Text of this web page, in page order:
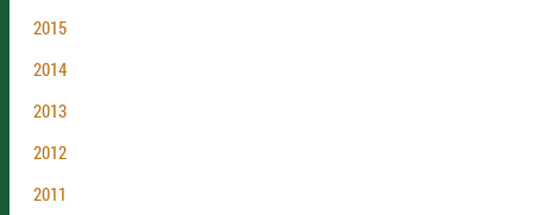
2015
2014
2013
2012
2011